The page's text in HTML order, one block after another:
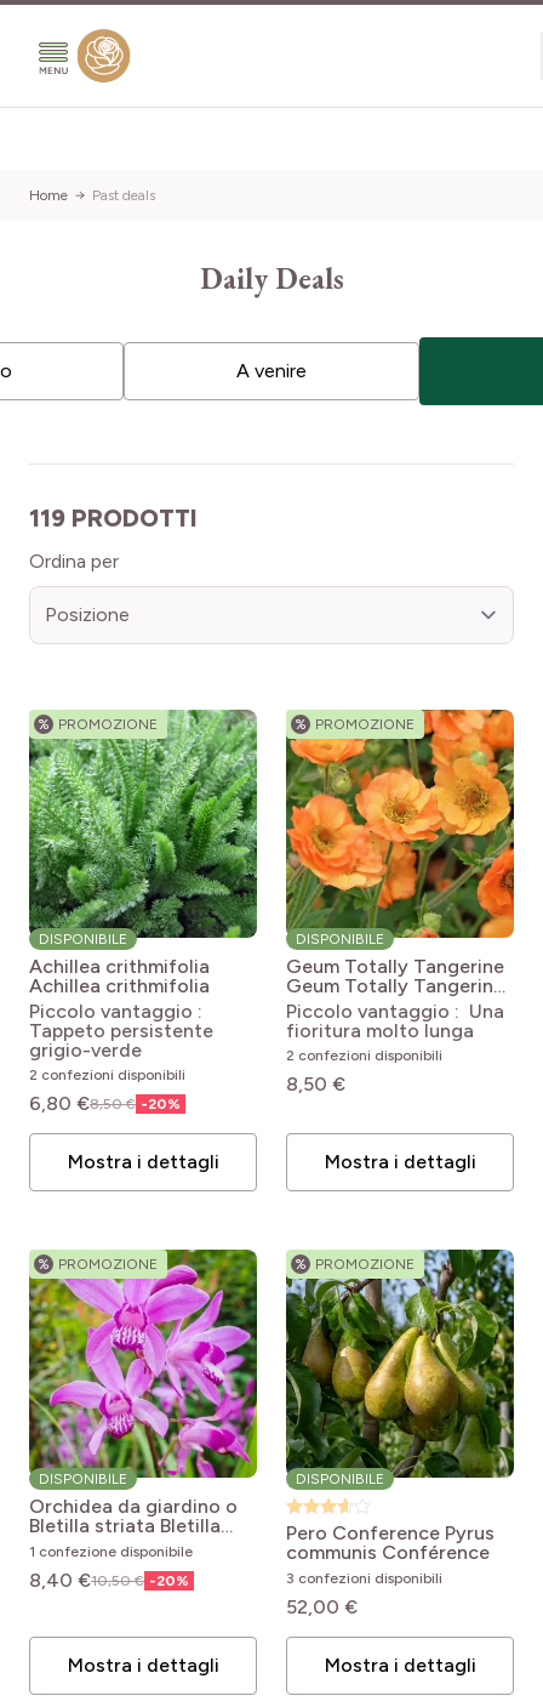
Home Past deals
Daily Deals
A venire
119 PRODOTTI
Ordina per
% PROMOZIONE
DISPONIBILE
Achillea crithmifolia
Achillea crithmifolia
Piccolo vantaggio :
Tappeto persistente
grigio-verde
2 confezioni disponibili
6,80 €8,50 € -20%
Mostra i dettagli
% PROMOZIONE
DISPONIBILE
Geum Totally Tangerine
Geum Totally Tangerine
(PP22041)
Piccolo vantaggio : Una
fioritura molto lunga
2 confezioni disponibili
8,50 €
Mostra i dettagli
% PROMOZIONE
DISPONIBILE
Orchidea da giardino o
Bletilla striata Bletilla
striata
1 confezione disponibile
8,40 €10,50 € -20%
Mostra i dettagli
% PROMOZIONE
DISPONIBILE
Pero Conference Pyrus
communis Conférence
3 confezioni disponibili
52,00 €
Mostra i dettagli